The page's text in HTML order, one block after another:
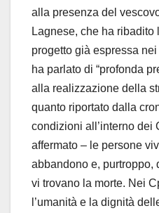
alla presenza del
Lagnese, che ha ribadito
progetto già espressa
ha parlato di “profonda
alla realizzazione della
quanto riportato dalla
condizioni all’interno dei
affermato – le persone
abbandono e, purtroppo,
vi trovano la morte. Nei
l’umanità e la dignità